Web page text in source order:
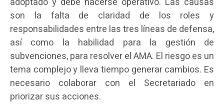
son la falta de claridad de los roles y
responsabilidades entre las tres líneas de defensa,
así como la habilidad para la gestión de
subvenciones, para resolver el AMA. El riesgo es un
tema complejo y lleva tiempo generar cambios. Es
necesario colaborar con el Secretariado en
priorizar sus acciones.